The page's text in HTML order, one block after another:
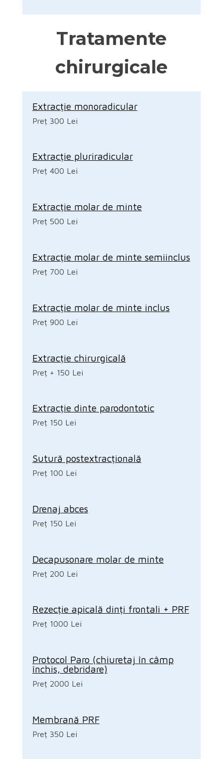
Tratamente
chirurgicale
Extracție monoradicular
Preț 300 Lei
Extracție pluriradicular
Preț 400 Lei
Extracție molar de minte
Preț 500 Lei
Extracție molar de minte semiinclus
Preț 700 Lei
Extracție molar de minte inclus
Preț 900 Lei
Extracție chirurgicală
Preț + 150 Lei
Extracție dinte parodontotic
Preț 150 Lei
Sutură postextracțională
Preț 100 Lei
Drenaj abces
Preț 150 Lei
Decapusonare molar de minte
Preț 200 Lei
Rezecție apicală dinți frontali + PRF
Preț 1000 Lei
Protocol Paro (chiuretaj în câmp
închis, debridare)
Preț 2000 Lei
Membrană PRF
Preț 350 Lei